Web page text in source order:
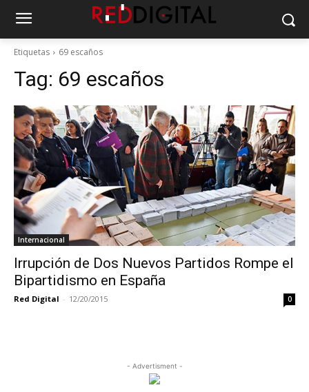
Etiquetas 69 escaños
Tag: 69 escaños
Internacional
Irrupción de Dos Nuevos Partidos Rompe el
Bipartidismo en España
Red Digital - 12/20/2015 0
- Advertisment -